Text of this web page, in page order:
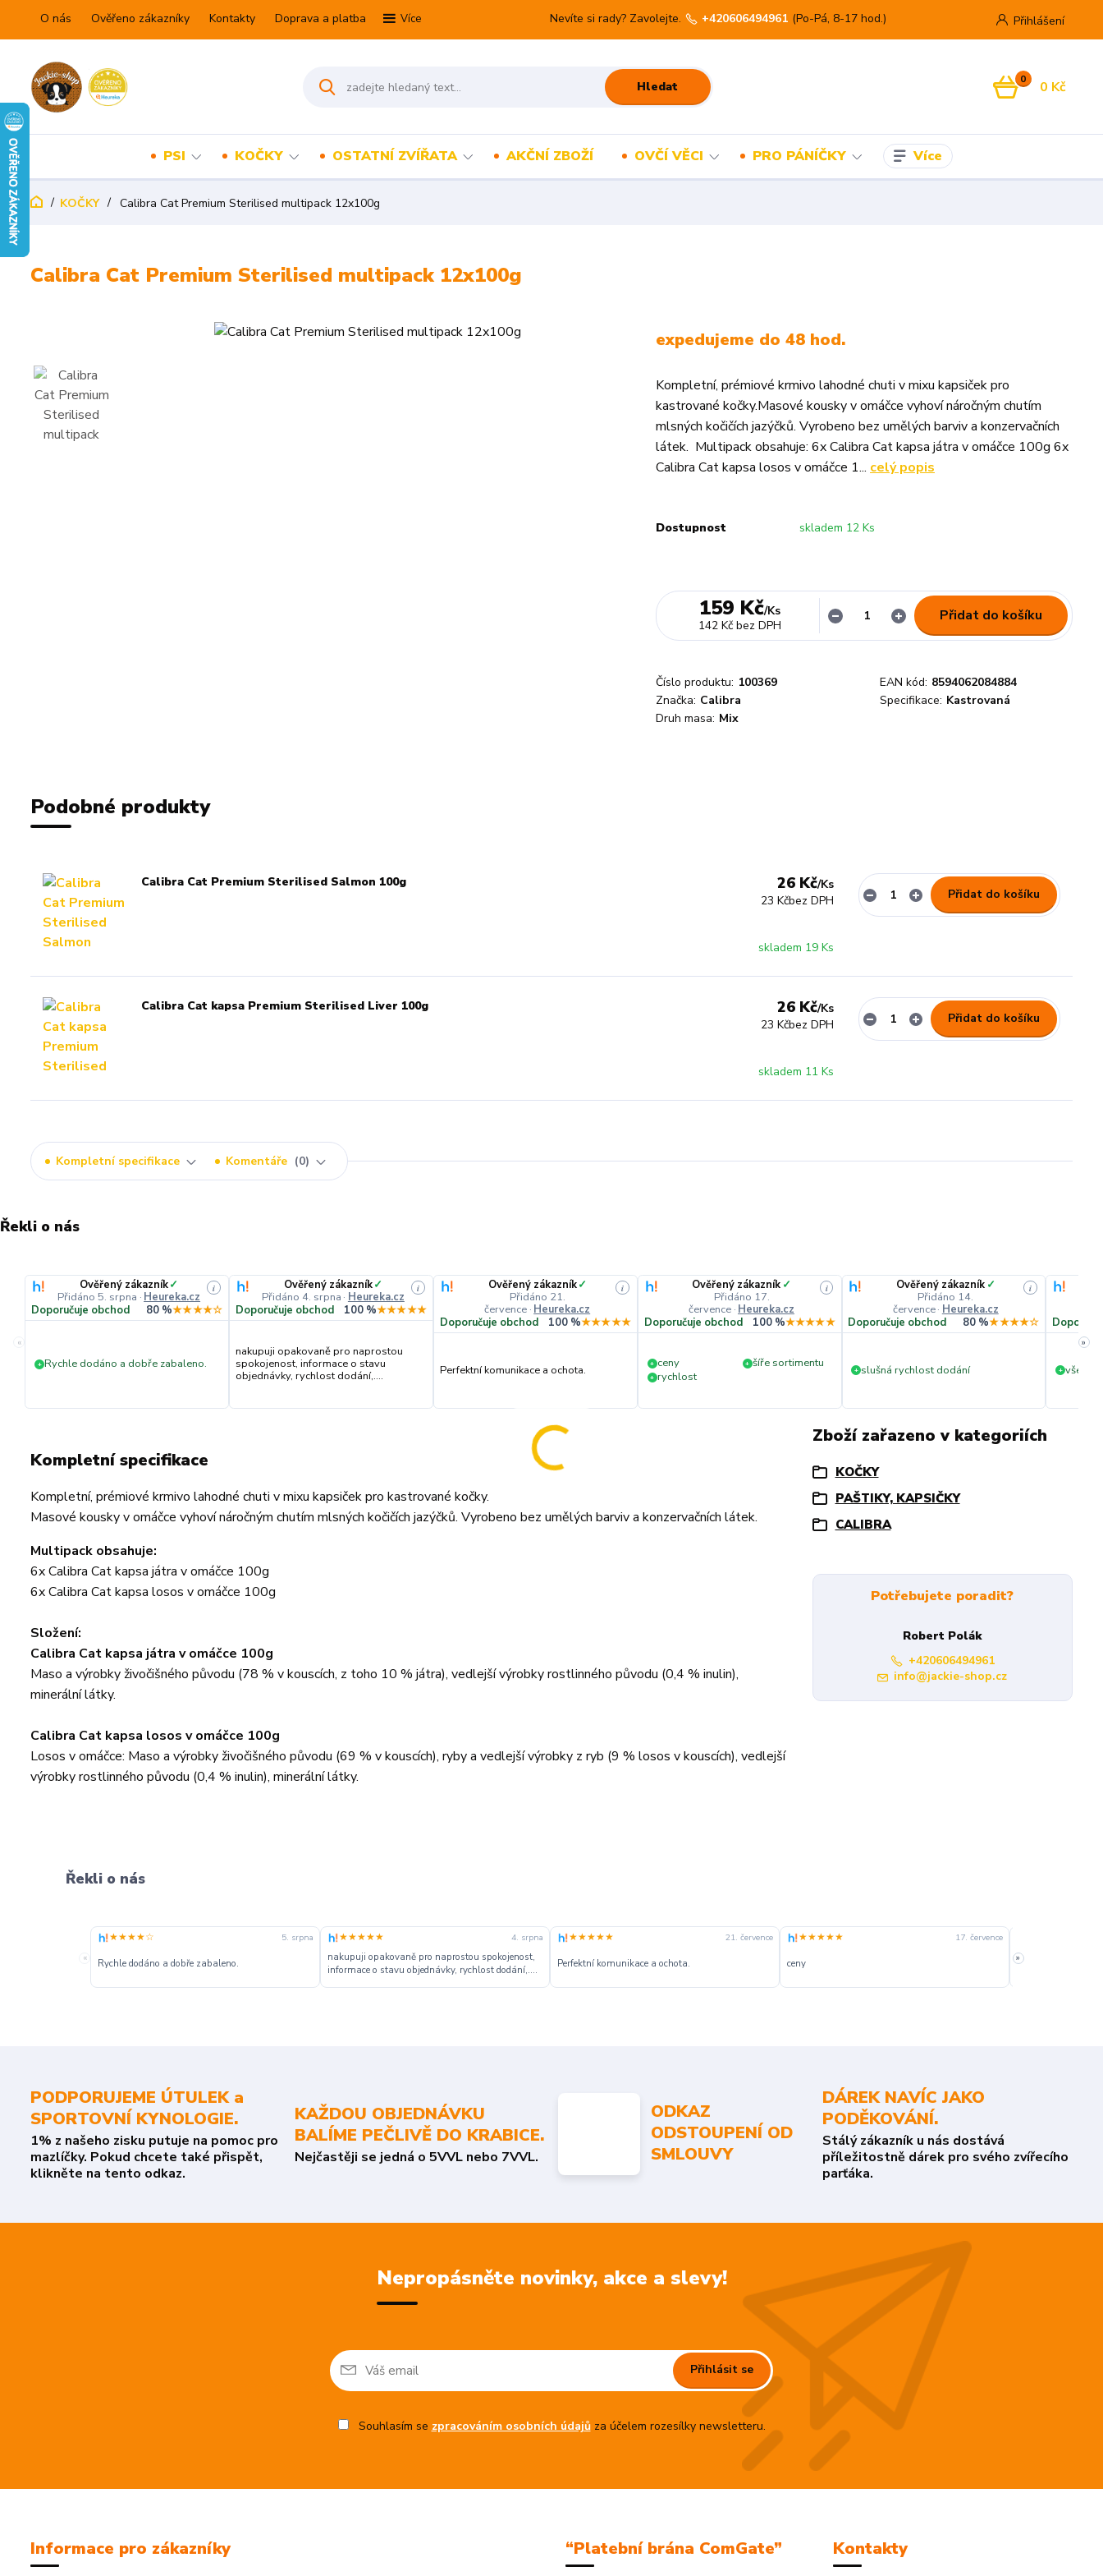
O nás Ověřeno zákazníky Kontakty Doprava a platba Více Přihlášení
Hledat
Nevíte si rady? Zavolejte. +420606494961 (Po-Pá, 8-17 hod.)
0 0 Kč
PSI KOČKY OSTATNÍ ZVÍŘATA AKČNÍ ZBOŽÍ OVČÍ VĚCI PRO PÁNÍČKY Více
KOČKY Calibra Cat Premium Sterilised multipack 12x100g
Calibra Cat Premium Sterilised multipack 12x100g
expedujeme do 48 hod.
Kompletní, prémiové krmivo lahodné chuti v mixu kapsiček pro
kastrované kočky.Masové kousky v omáčce vyhoví náročným chutím
mlsných kočičích jazýčků. Vyrobeno bez umělých barviv a konzervačních
látek. Multipack obsahuje: 6x Calibra Cat kapsa játra v omáčce 100g 6x
Calibra Cat kapsa losos v omáčce 1... celý popis
Dostupnost skladem 12 Ks
159 Kč/Ks
142 Kč bez DPH
Přidat do košíku
Číslo produktu: 100369 EAN kód: 8594062084884
Značka: Calibra Specifikace: Kastrovaná
Druh masa: Mix
Podobné produkty
Calibra Cat Premium Sterilised Salmon 100g 26 Kč/Ks
23 Kčbez DPH
skladem 19 Ks
Přidat do košíku
Calibra Cat kapsa Premium Sterilised Liver 100g 26 Kč/Ks
23 Kčbez DPH
skladem 11 Ks
Přidat do košíku
Kompletní specifikace Komentáře 0
Řekli o nás
«
Ověřený zákazník✓
Přidáno 5. srpna · Heureka.cz
i
Doporučuje obchod 80 %★★★★☆
+ Rychle dodáno a dobře zabaleno.
Ověřený zákazník✓
Přidáno 4. srpna · Heureka.cz
i
Doporučuje obchod 100 %★★★★★
nakupuji opakovaně pro naprostou
spokojenost, informace o stavu
objednávky, rychlost dodání,....
Ověřený zákazník✓
Přidáno 21.
července · Heureka.cz
i
Doporučuje obchod 100 %★★★★★
Perfektní komunikace a ochota.
Ověřený zákazník ✓
Přidáno 17.
července · Heureka.cz
i
Doporučuje obchod 100 %★★★★★
+ ceny + šíře sortimentu
+ rychlost
Ověřený zákazník ✓
Přidáno 14.
července· Heureka.cz
i
Doporučuje obchod 80 %★★★★☆
+ slušná rychlost dodání + vše v
»
Kompletní specifikace
Kompletní, prémiové krmivo lahodné chuti v mixu kapsiček pro kastrované kočky.
Masové kousky v omáčce vyhoví náročným chutím mlsných kočičích jazýčků. Vyrobeno bez umělých barviv a konzervačních látek.
Multipack obsahuje:
6x Calibra Cat kapsa játra v omáčce 100g
6x Calibra Cat kapsa losos v omáčce 100g
Složení:
Calibra Cat kapsa játra v omáčce 100g
Maso a výrobky živočišného původu (78 % v kouscích, z toho 10 % játra), vedlejší výrobky rostlinného původu (0,4 % inulin),
minerální látky.
Calibra Cat kapsa losos v omáčce 100g
Losos v omáčce: Maso a výrobky živočišného původu (69 % v kouscích), ryby a vedlejší výrobky z ryb (9 % losos v kouscích), vedlejší
výrobky rostlinného původu (0,4 % inulin), minerální látky.
Zboží zařazeno v kategoriích
KOČKY
PAŠTIKY, KAPSIČKY
CALIBRA
Potřebujete poradit?
Robert Polák
+420606494961
info@jackie-shop.cz
Řekli o nás
«
★★★★☆ 5. srpna
Rychle dodáno a dobře zabaleno.
★★★★★ 4. srpna
nakupuji opakovaně pro naprostou spokojenost,
informace o stavu objednávky, rychlost dodání,....
★★★★★ 21. července
Perfektní komunikace a ochota.
★★★★★ 17. července
ceny
slušná rychlost
»
PODPORUJEME ÚTULEK a
SPORTOVNÍ KYNOLOGIE.
1% z našeho zisku putuje na pomoc pro
mazlíčky. Pokud chcete také přispět,
klikněte na tento odkaz.
KAŽDOU OBJEDNÁVKU
BALÍME PEČLIVĚ DO KRABICE.
Nejčastěji se jedná o 5VVL nebo 7VVL.
ODKAZ
ODSTOUPENÍ OD
SMLOUVY
DÁREK NAVÍC JAKO
PODĚKOVÁNÍ.
Stálý zákazník u nás dostává
příležitostně dárek pro svého zvířecího
parťáka.
Nepropásněte novinky, akce a slevy!
Přihlásit se
Souhlasím se zpracováním osobních údajůza účelem rozesílky newsletteru.
Informace pro zákazníky “Platební brána ComGate” Kontakty